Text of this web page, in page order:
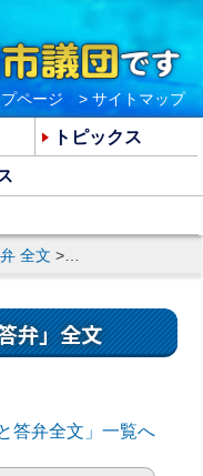
全文 > 倉元達朗市議の総会質疑 発言と答弁全文
弁」全文
答弁全文」一覧へ
トピックス
ページ > サイトマップ